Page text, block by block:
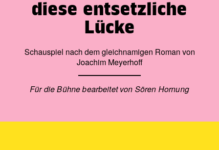
diese entsetzliche
Lücke
Schauspiel nach dem gleichnamigen Roman von
Joachim Meyerhoff
Für die Bühne bearbeitet von Sören Hornung